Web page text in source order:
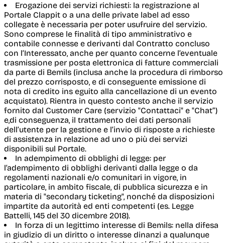
Erogazione dei servizi richiesti: la registrazione al
Portale Clappit o a una delle private label ad esso
collegate è necessaria per poter usufruire del servizio.
Sono comprese le finalità di tipo amministrativo e
contabile connesse e derivanti dal Contratto concluso
con l’Interessato, anche per quanto concerne l’eventuale
trasmissione per posta elettronica di fatture commerciali
da parte di Bemils (inclusa anche la procedura di rimborso
del prezzo corrisposto, e di conseguente emissione di
nota di credito ins eguito alla cancellazione di un evento
acquistato). Rientra in questo contesto anche il servizio
fornito dal Customer Care (servizio "Contattaci" e "Chat”)
e,di conseguenza, il trattamento dei dati personali
dell’utente per la gestione e l’invio di risposte a richieste
di assistenza in relazione ad uno o più dei servizi
disponibili sul Portale.
In adempimento di obblighi di legge: per
l’adempimento di obblighi derivanti dalla legge o da
regolamenti nazionali e/o comunitari in vigore, in
particolare, in ambito fiscale, di pubblica sicurezza e in
materia di "secondary ticketing", nonché da disposizioni
impartite da autorità ed enti competenti (es. Legge
Battelli, 145 del 30 dicembre 2018).
In forza di un legittimo interesse di Bemils: nella difesa
in giudizio di un diritto o interesse dinanzi a qualunque